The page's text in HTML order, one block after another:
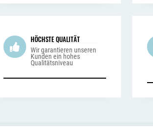
HÖCHSTE QUALITÄT
Wir garantieren unseren
Kunden ein hohes
Qualitätsniveau